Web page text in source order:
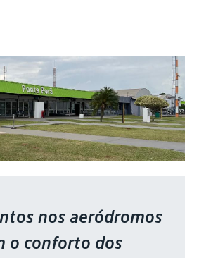
nos aeródromos
o conforto dos